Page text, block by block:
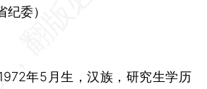
纪委）
年5月生，汉族，研究生学历